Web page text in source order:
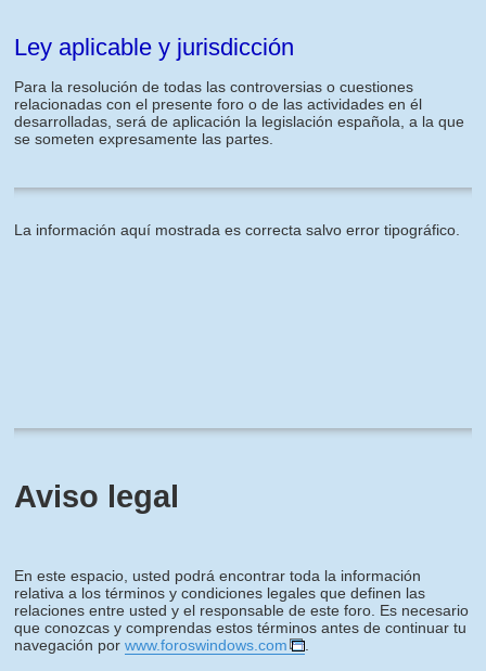
Ley aplicable y jurisdicción
Para la resolución de todas las controversias o cuestiones
relacionadas con el presente foro o de las actividades en él
desarrolladas, será de aplicación la legislación española, a la que
se someten expresamente las partes.
La información aquí mostrada es correcta salvo error tipográfico.
Aviso legal
En este espacio, usted podrá encontrar toda la información
relativa a los términos y condiciones legales que definen las
relaciones entre usted y el responsable de este foro. Es necesario
que conozcas y comprendas estos términos antes de continuar tu
navegación por www.foroswindows.com